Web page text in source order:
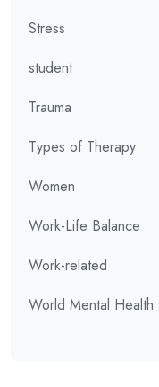
Stress
student
Trauma
Types of Therapy
Women
Work-Life Balance
Work-related
World Mental